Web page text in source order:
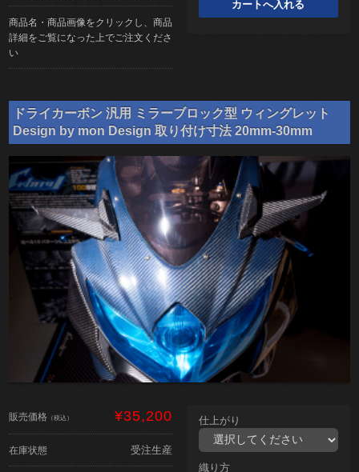
商品名・商品画像をクリックし、商品
詳細をご覧になった上でご注文くださ
い
ドライカーボン 汎用 ミラーブロック型 ウィングレット
Design by mon Design 取り付け寸法 20mm-30mm
販売価格 （税込） ¥35,200
在庫状態 受注生産
仕上がり
織り方